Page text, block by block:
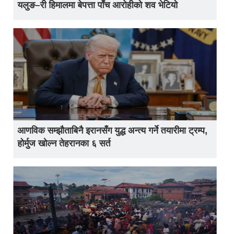
यलुङ–री हिमालमा बेपत्ता पाँच आरोहीको शव भेटियो
आणविक सम्झौताबिनै इरानसँग युद्ध अन्त्य गर्ने तयारीमा ट्रम्प,
होर्मुज खोल्न तेहरानका ६ सर्त